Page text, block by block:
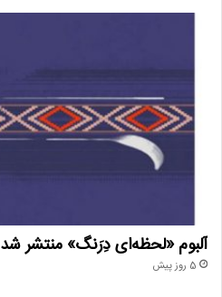
آلبوم «لحظه‌ای دِرَنگ» منتشر شد
5 روز پیش